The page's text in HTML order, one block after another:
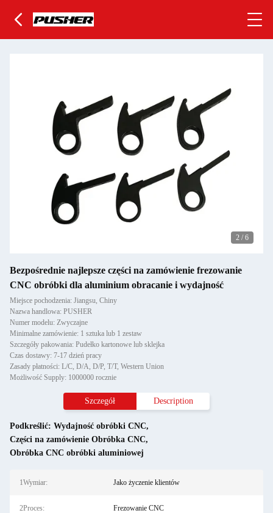
2 / 6
Bezpośrednie najlepsze części na zamówienie frezowanie
CNC obróbki dla aluminium obracanie i wydajność
Miejsce pochodzenia: Jiangsu, Chiny
Nazwa handlowa: PUSHER
Numer modelu: Zwyczajne
Minimalne zamówienie: 1 sztuka lub 1 zestaw
Szczegóły pakowania: Pudełko kartonowe lub sklejka
Czas dostawy: 7-17 dzień pracy
Zasady płatności: L/C, D/A, D/P, T/T, Western Union
Możliwość Supply: 1000000 rocznie
Szczegół Description
Podkreślić: Wydajność obróbki CNC,
Części na zamówienie Obróbka CNC,
Obróbka CNC obróbki aluminiowej
1Wymiar: Jako życzenie klientów
2Proces: Frezowanie CNC